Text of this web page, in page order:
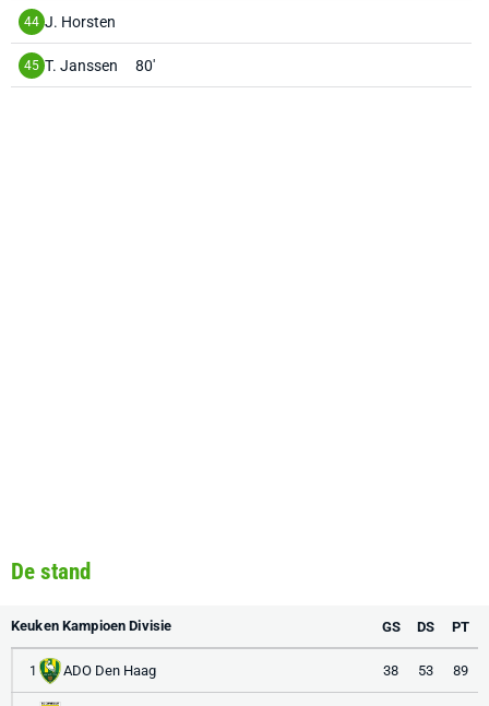
44 J. Horsten
45 T. Janssen 80'
De stand
Keuken Kampioen Divisie GS DS PT
1 ADO Den Haag 38 53 89